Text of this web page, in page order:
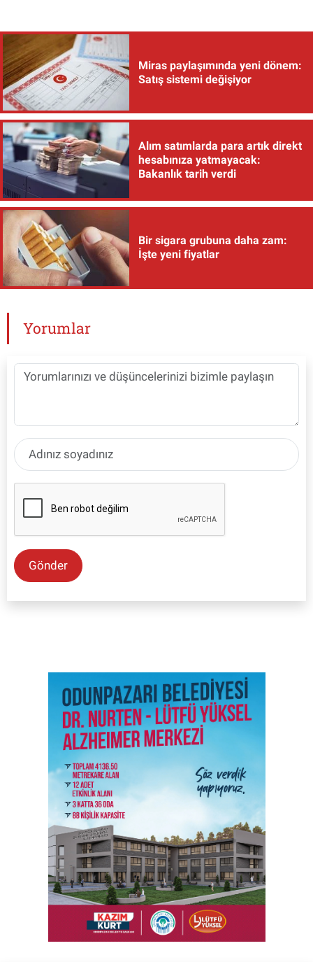
Miras paylaşımında yeni dönem:
Satış sistemi değişiyor
Alım satımlarda para artık direkt
hesabınıza yatmayacak:
Bakanlık tarih verdi
Bir sigara grubuna daha zam:
İşte yeni fiyatlar
Yorumlar
Gönder